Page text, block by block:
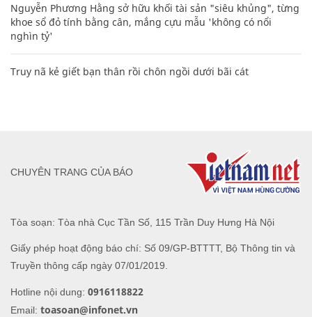
Nguyễn Phương Hằng sở hữu khối tài sản "siêu khủng", từng
khoe sổ đỏ tính bằng cân, mắng cựu mẫu 'không có nổi
nghìn tỷ'
Truy nã kẻ giết bạn thân rồi chôn ngồi dưới bãi cát
Tòa soạn: Tòa nhà Cục Tần Số, 115 Trần Duy Hưng Hà Nội
Giấy phép hoạt động báo chí: Số 09/GP-BTTTT, Bộ Thông tin và
Truyền thông cấp ngày 07/01/2019.
Hotline nội dung: 0916118822
Email: toasoan@infonet.vn
CHUYÊN TRANG CỦA BÁO